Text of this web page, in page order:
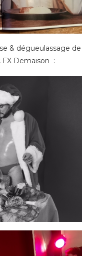
& dégueulassage de
FX Demaison :